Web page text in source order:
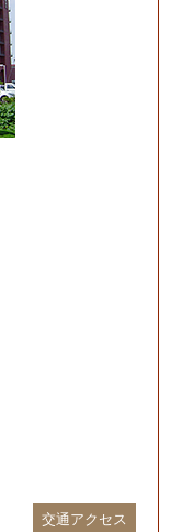
交通アクセス